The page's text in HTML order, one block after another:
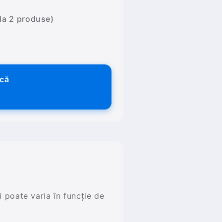
2 produse)
poate varia în funcție de